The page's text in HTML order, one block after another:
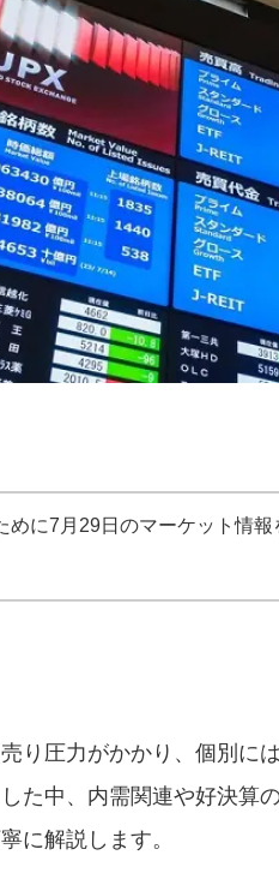
めに7月29日のマーケット情
り圧力がかかり、個別に
た中、内需関連や好決算
に解説します。